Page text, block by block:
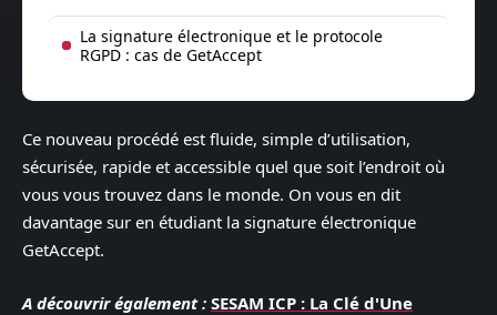
La signature électronique et le protocole
RGPD : cas de GetAccept
Ce nouveau procédé est fluide, simple d’utilisation,
sécurisée, rapide et accessible quel que soit l’endroit où
vous vous trouvez dans le monde. On vous en dit
davantage sur en étudiant la signature électronique
GetAccept.
A découvrir également : SESAM ICP : La Clé d'Une